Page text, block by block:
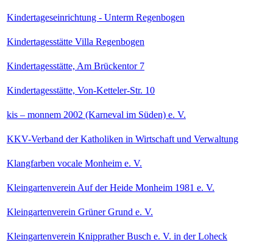
Kindertageseinrichtung - Unterm Regenbogen
Kindertagesstätte Villa Regenbogen
Kindertagesstätte, Am Brückentor 7
Kindertagesstätte, Von-Ketteler-Str. 10
kis – monnem 2002 (Karneval im Süden) e. V.
KKV-Verband der Katholiken in Wirtschaft und Verwaltung
Klangfarben vocale Monheim e. V.
Kleingartenverein Auf der Heide Monheim 1981 e. V.
Kleingartenverein Grüner Grund e. V.
Kleingartenverein Knipprather Busch e. V. in der Loheck